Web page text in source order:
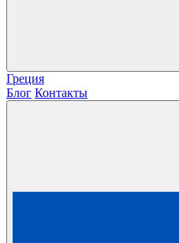
Греция
Блог Контакты